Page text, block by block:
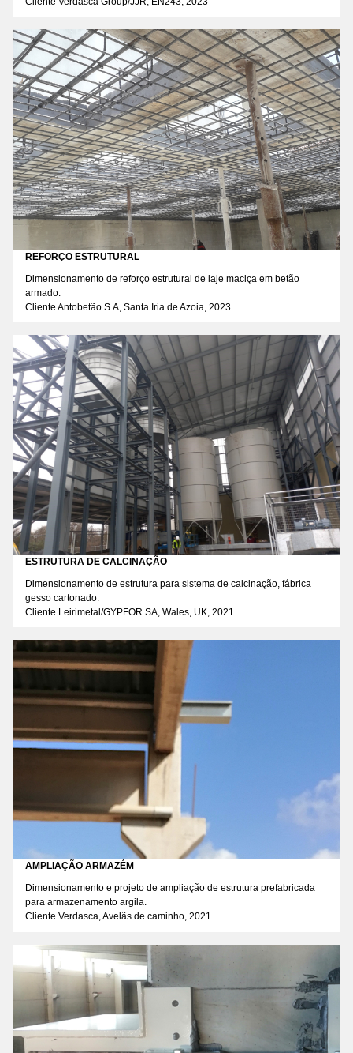
REFORÇO ESTRUTURAL
Dimensionamento de reforço estrutural de laje maciça em betão
armado.
Cliente Antobetão S.A, Santa Iria de Azoia, 2023.
ESTRUTURA DE CALCINAÇÃO
Dimensionamento de estrutura para sistema de calcinação, fábrica
gesso cartonado.
Cliente Leirimetal/GYPFOR SA, Wales, UK, 2021.
AMPLIAÇÃO ARMAZÉM
Dimensionamento e projeto de ampliação de estrutura prefabricada
para armazenamento argila.
Cliente Verdasca, Avelãs de caminho, 2021.